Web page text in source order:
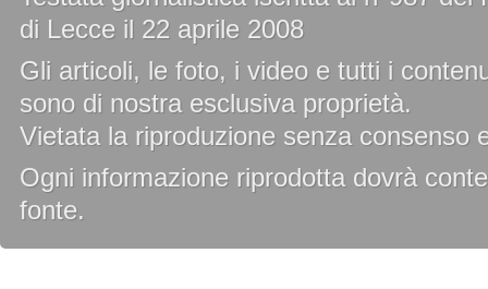
di Lecce il 22 aprile 2008
Gli articoli, le foto, i video e tutti i
sono di nostra esclusiva proprietà.
Vietata la riproduzione senza consenso
Ogni informazione riprodotta dovrà
fonte.